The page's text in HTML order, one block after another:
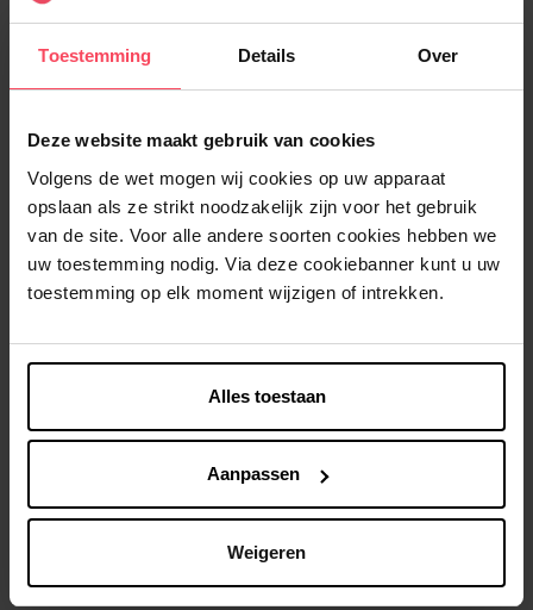
Toestemming Details Over
Deze website maakt gebruik van cookies
Volgens de wet mogen wij cookies op uw apparaat
opslaan als ze strikt noodzakelijk zijn voor het gebruik
van de site. Voor alle andere soorten cookies hebben we
uw toestemming nodig. Via deze cookiebanner kunt u uw
toestemming op elk moment wijzigen of intrekken.
Alles toestaan
Aanpassen
Weigeren
€ 3,99
Aantal
1
Dit artikel is momenteel niet beschikbaar
Me verwittigen wanneer het weer beschikbaar
is
Gratis retour in je winkelpunt
Verzending binnen 24u